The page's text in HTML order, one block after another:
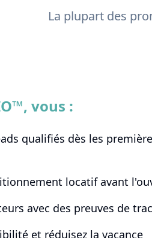
La plupart des
vous :
qualifiés dès les
locatif avant
avec des preuves de
et réduisez la vacance